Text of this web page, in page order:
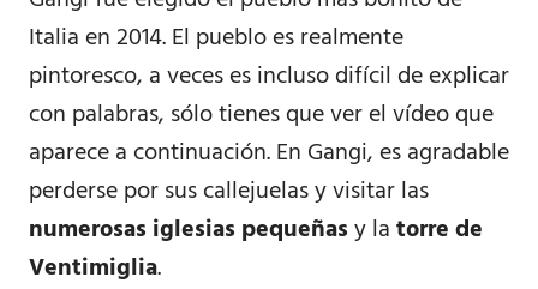
Italia en 2014. El pueblo es realmente
pintoresco, a veces es incluso difícil de explicar
con palabras, sólo tienes que ver el vídeo que
aparece a continuación. En Gangi, es agradable
perderse por sus callejuelas y visitar las
numerosas iglesias pequeñasy latorre de
Ventimiglia.